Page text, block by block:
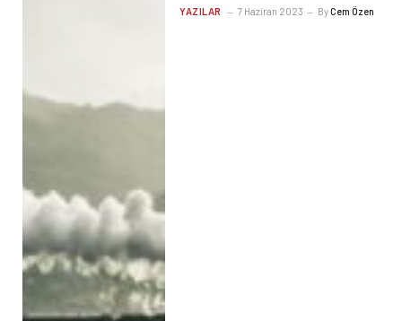
YAZILAR 7 Haziran 2023 ByCem Özen